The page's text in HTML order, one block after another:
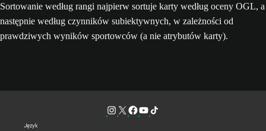
Sortowanie według rangi najpierw sortuje karty według oceny OGL, a
następnie według czynników subiektywnych, w zależności od
prawdziwych wyników sportowców (a nie atrybutów karty).
Język